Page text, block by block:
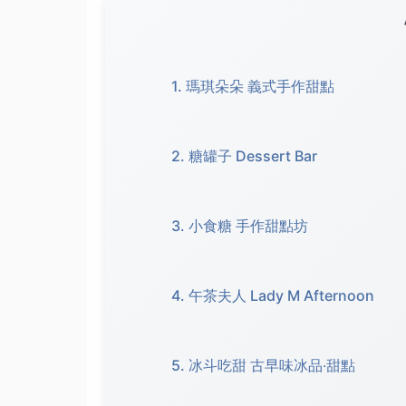
1. 瑪琪朵朵 義式手作甜點
2. 糖罐子 Dessert Bar
3. 小食糖 手作甜點坊
4. 午茶夫人 Lady M Afternoon
5. 冰斗吃甜 古早味冰品‧甜點